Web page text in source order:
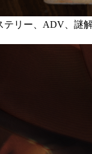
リー、ADV、謎